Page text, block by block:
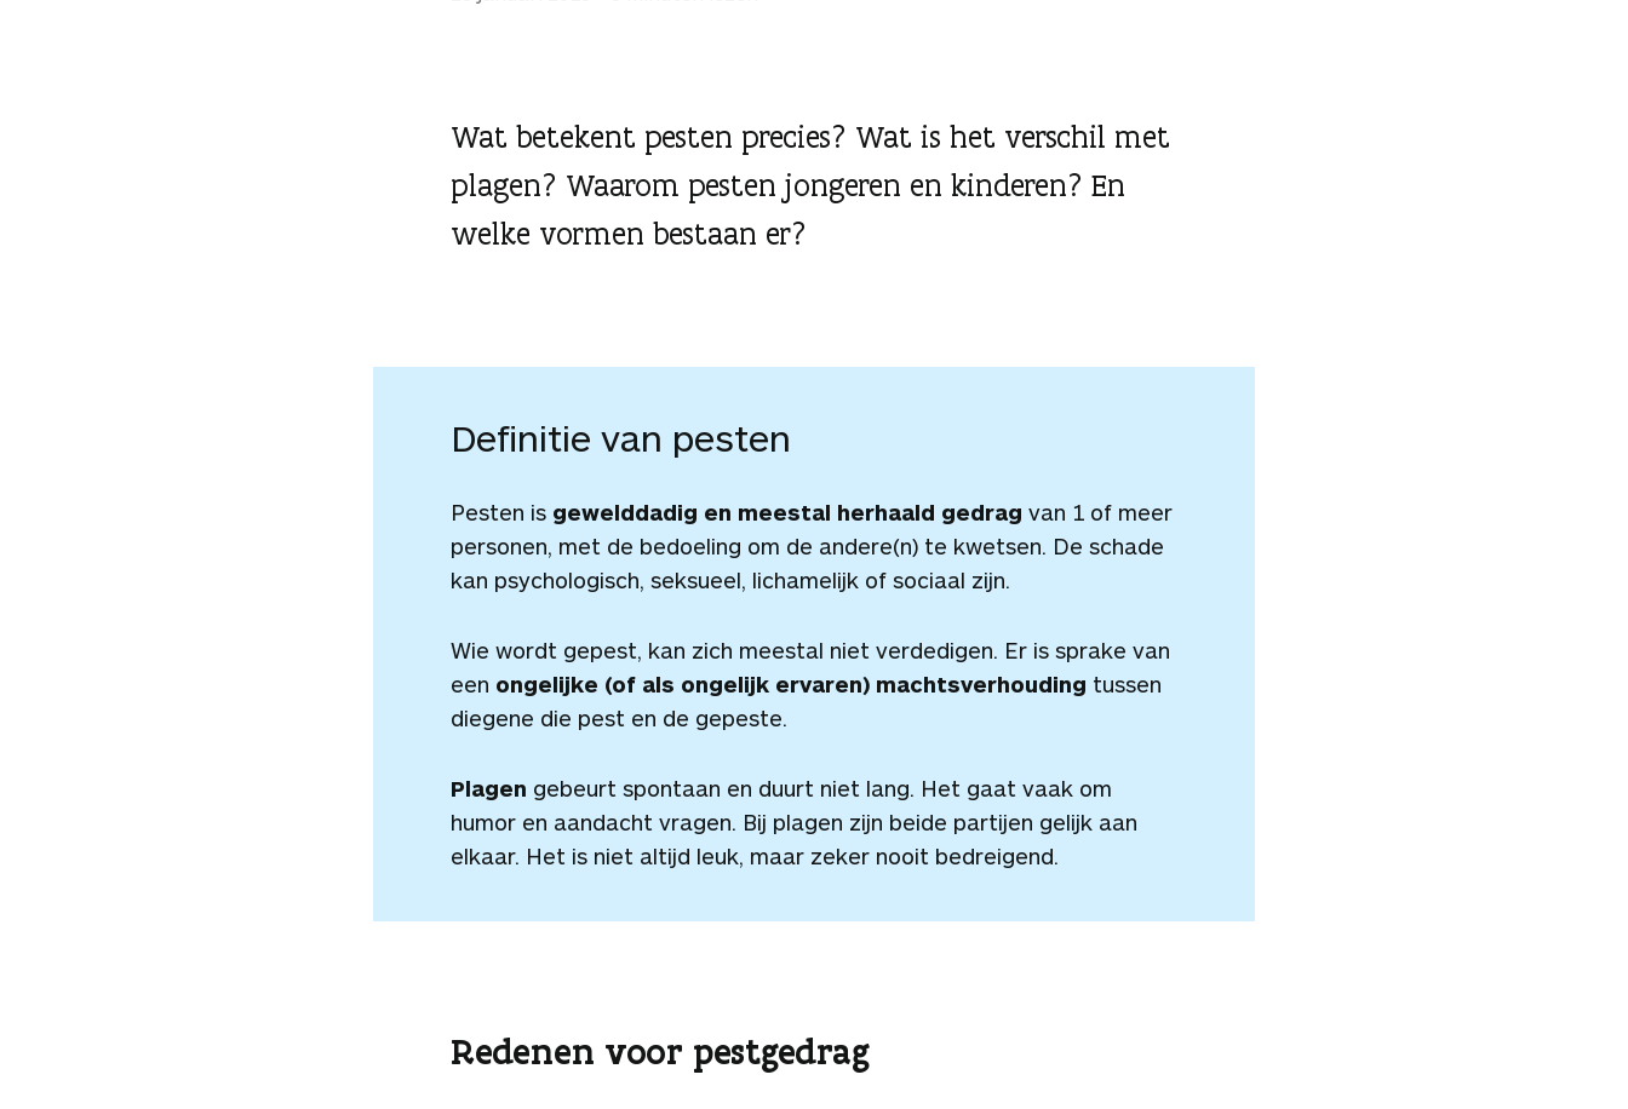
Wat betekent pesten precies? Wat is het verschil met
plagen? Waarom pesten jongeren en kinderen? En
welke vormen bestaan er?
Definitie van pesten
Pesten is gewelddadig en meestal herhaald gedrag van 1 of meer
personen, met de bedoeling om de andere(n) te kwetsen. De schade
kan psychologisch, seksueel, lichamelijk of sociaal zijn.
Wie wordt gepest, kan zich meestal niet verdedigen. Er is sprake van
een ongelijke (of als ongelijk ervaren) machtsverhouding tussen
diegene die pest en de gepeste.
Plagen gebeurt spontaan en duurt niet lang. Het gaat vaak om
humor en aandacht vragen. Bij plagen zijn beide partijen gelijk aan
elkaar. Het is niet altijd leuk, maar zeker nooit bedreigend.
Redenen voor pestgedrag